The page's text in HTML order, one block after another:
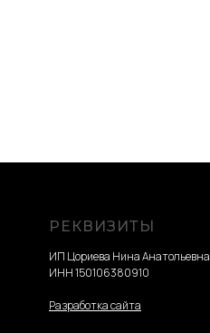
РЕКВИЗИТЫ
ИП Цориева Нина Анатольевна
ИНН 150106380910
Разработка сайта